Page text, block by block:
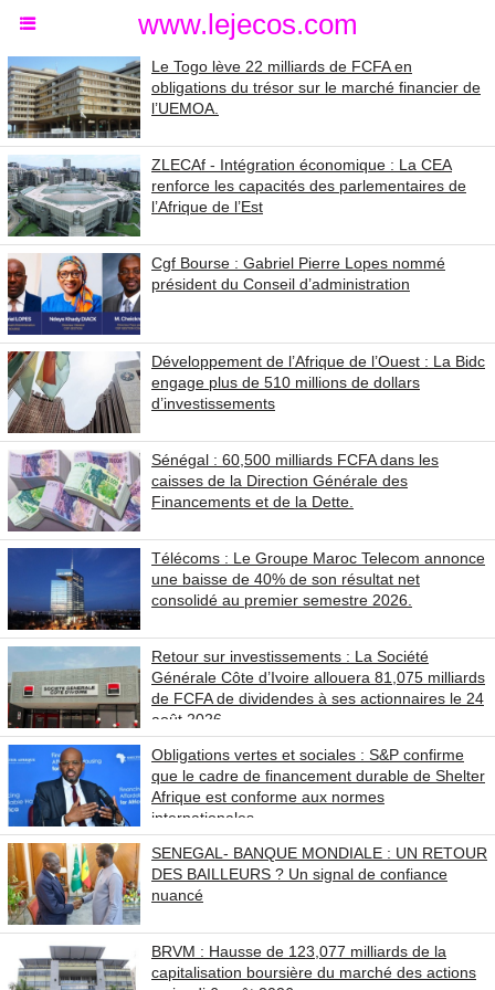
www.lejecos.com
Le Togo lève 22 milliards de FCFA en
obligations du trésor sur le marché financier de
l’UEMOA.
ZLECAf - Intégration économique : La CEA
renforce les capacités des parlementaires de
l’Afrique de l’Est
Cgf Bourse : Gabriel Pierre Lopes nommé
président du Conseil d’administration
Développement de l’Afrique de l’Ouest : La Bidc
engage plus de 510 millions de dollars
d’investissements
Sénégal : 60,500 milliards FCFA dans les
caisses de la Direction Générale des
Financements et de la Dette.
Télécoms : Le Groupe Maroc Telecom annonce
une baisse de 40% de son résultat net
consolidé au premier semestre 2026.
Retour sur investissements : La Société
Générale Côte d’Ivoire allouera 81,075 milliards
de FCFA de dividendes à ses actionnaires le 24
août 2026.
Obligations vertes et sociales : S&P confirme
que le cadre de financement durable de Shelter
Afrique est conforme aux normes
internationales
SENEGAL- BANQUE MONDIALE : UN RETOUR
DES BAILLEURS ? Un signal de confiance
nuancé
BRVM : Hausse de 123,077 milliards de la
capitalisation boursière du marché des actions